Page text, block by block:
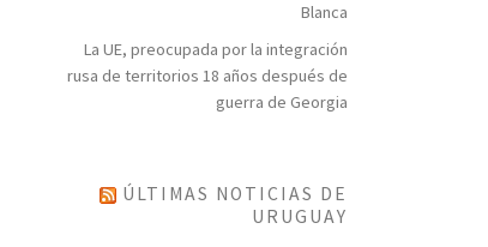
Blanca
La UE, preocupada por la integración
rusa de territorios 18 años después de
guerra de Georgia
ÚLTIMAS NOTICIAS DE
URUGUAY